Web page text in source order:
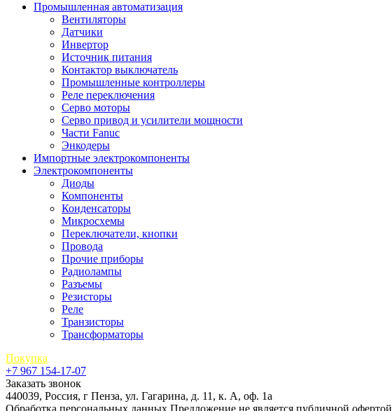
Промышленная автоматизация
Вентиляторы
Датчики
Инвертор
Источник питания
Контактор выключатель
Промышленные контроллеры
Реле переключения
Серво моторы
Серво привод и усилители мощности
Части Fanuc
Энкодеры
Импортные электрокомпоненты
Электрокомпоненты
Диоды
Компоненты
Конденсаторы
Микросхемы
Переключатели, кнопки
Провода
Прочие приборы
Радиолампы
Разъемы
Резисторы
Реле
Транзисторы
Трансформаторы
Покупка
+7 967 154-17-07
Заказать звонок
440039, Россия, г Пенза, ул. Гагарина, д. 11, к. А, оф. 1а
Обработка персональных данных Предложение не является публичной офертой